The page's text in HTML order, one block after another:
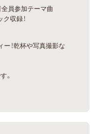
員参加テーマ曲
ク収録！
！乾杯や写真撮影な
。